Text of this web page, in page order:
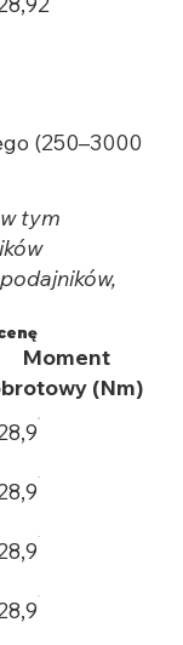
(250–3000
tym
Moment
(Nm)